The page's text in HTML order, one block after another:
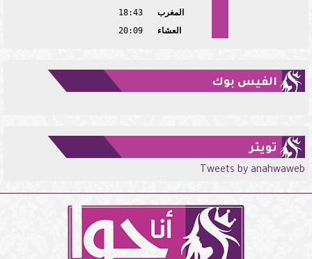
المغرب
18:43
العشاء
20:09
الفيس بوك
تويتر
Tweets by anahwaweb